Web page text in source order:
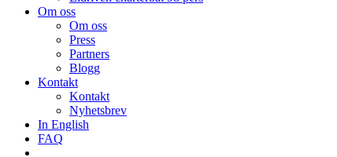
Om oss
Om oss
Press
Partners
Blogg
Kontakt
Kontakt
Nyhetsbrev
In English
FAQ